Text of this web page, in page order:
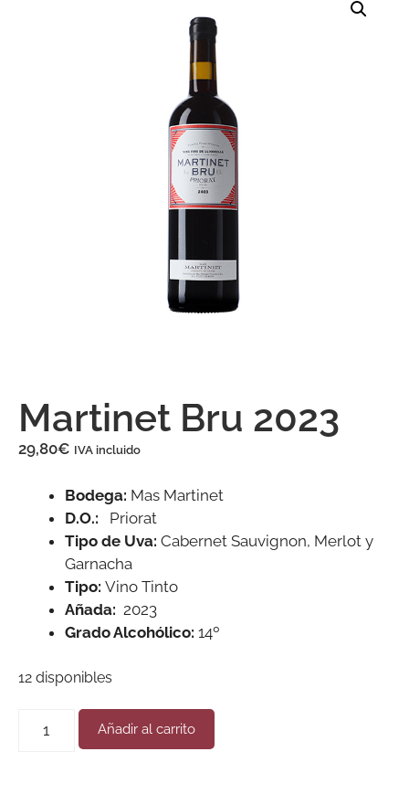
Martinet Bru 2023
29,80€ IVA incluido
Bodega: Mas Martinet
D.O.:
Priorat
Tipo de Uva: Cabernet Sauvignon, Merlot y
Garnacha
Tipo: Vino Tinto
Añada: 2023
Grado Alcohólico: 14º
12 disponibles
Añadir al carrito